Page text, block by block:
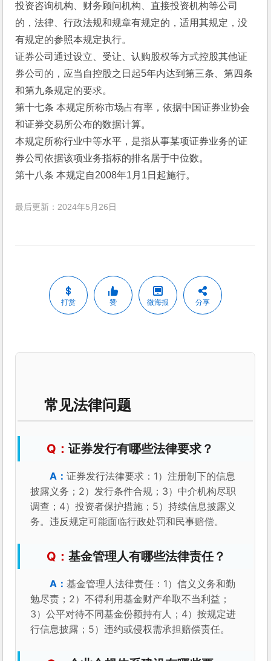
投资咨询机构、财务顾问机构、直接投资机构等公司
的，法律、行政法规和规章有规定的，适用其规定，没
有规定的参照本规定执行。
证券公司通过设立、受让、认购股权等方式控股其他证
券公司的，应当自控股之日起5年内达到第三条、第四条
和第九条规定的要求。
第十七条 本规定所称市场占有率，依据中国证券业协会
和证券交易所公布的数据计算。
本规定所称行业中等水平，是指从事某项证券业务的证
券公司依据该项业务指标的排名居于中位数。
第十八条 本规定自2008年1月1日起施行。
最后更新：2024年5月26日
打赏 赞 微海报 分享
常见法律问题
证券发行有哪些法律要求？
证券发行法律要求：1）注册制下的信息
披露义务；2）发行条件合规；3）中介机构尽职
调查；4）投资者保护措施；5）持续信息披露义
务。违反规定可能面临行政处罚和民事赔偿。
基金管理人有哪些法律责任？
基金管理人法律责任：1）信义义务和勤
勉尽责；2）不得利用基金财产牟取不当利益；
3）公平对待不同基金份额持有人；4）按规定进
行信息披露；5）违约或侵权需承担赔偿责任。